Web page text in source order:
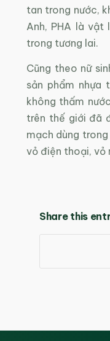
tan trong nước,
Anh, PHA là
trong tương lai.
Cũng theo nữ
sản phẩm nhựa
không thấm
trên thế giới đã
mạch dùng
vỏ điện thoại, vỏ
Share this